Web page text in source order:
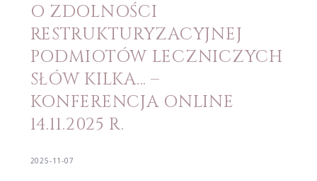
O ZDOLNOŚCI
RESTRUKTURYZACYJNEJ
PODMIOTÓW LECZNICZYCH
SŁÓW KILKA… –
KONFERENCJA ONLINE
14.11.2025 R.
2025-11-07